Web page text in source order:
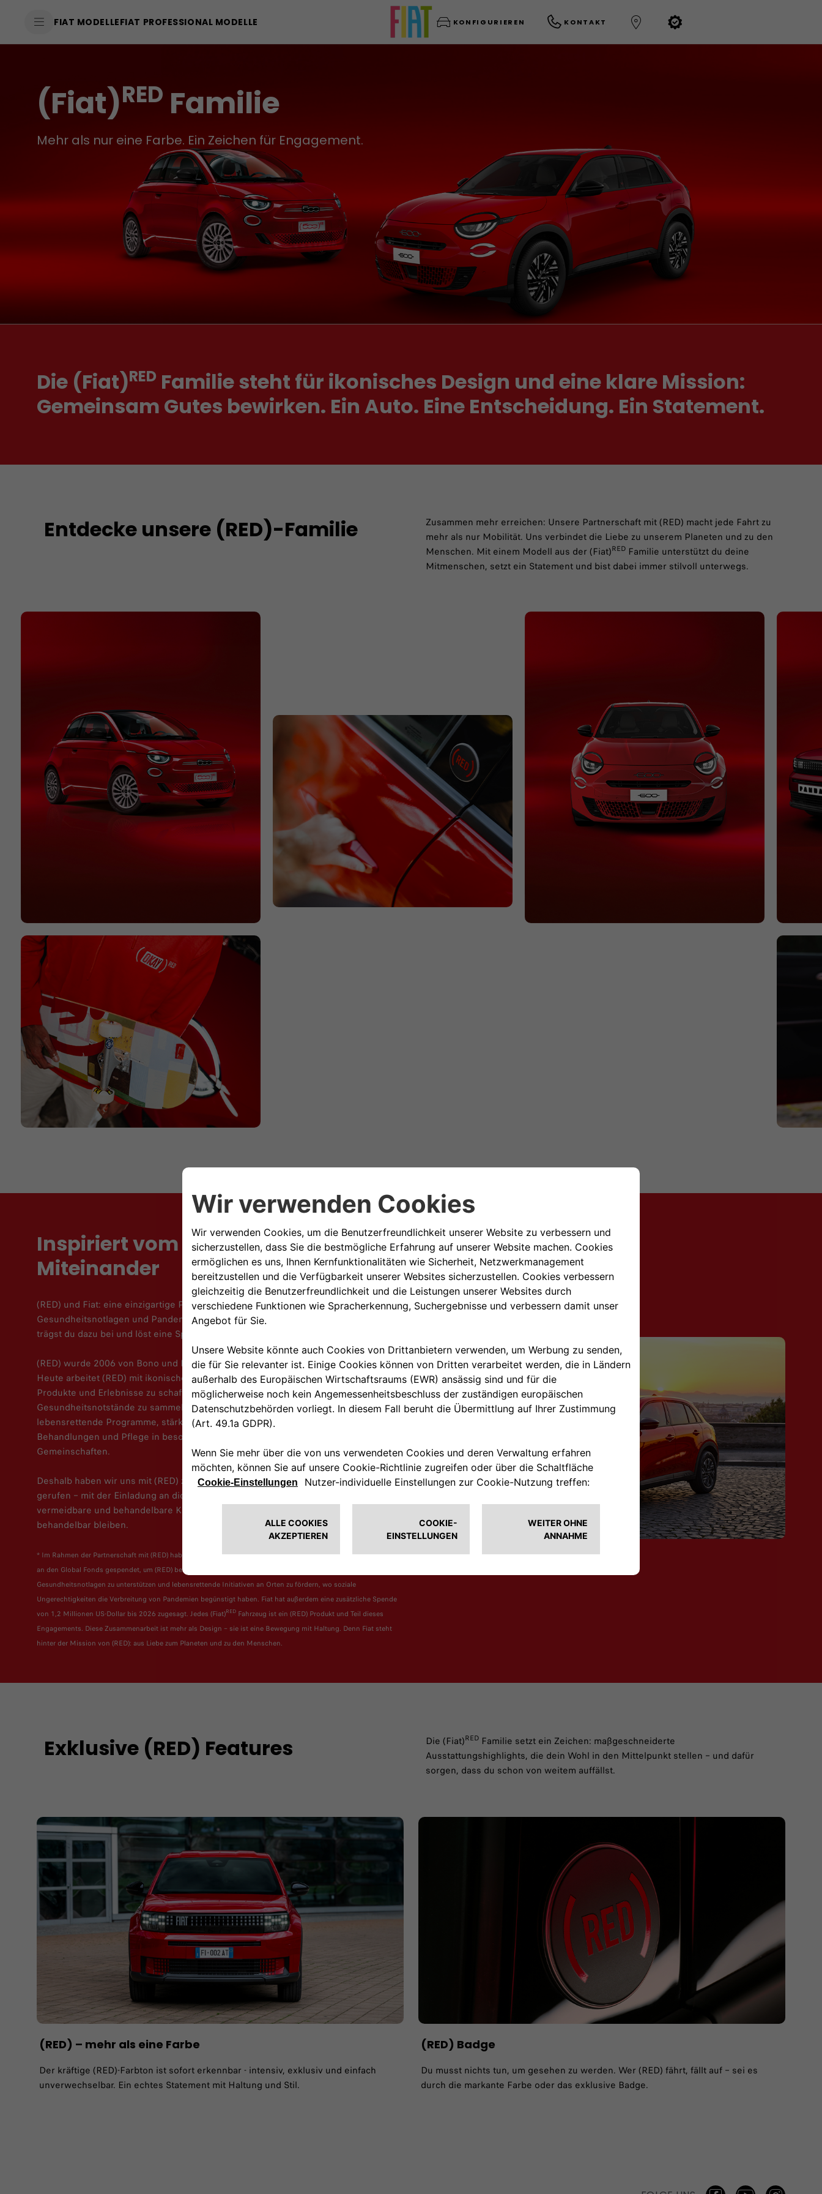
FIAT MODELLEFIAT PROFESSIONAL MODELLE KONFIGURIEREN KONTAKT
(Fiat)RED Familie
Mehr als nur eine Farbe. Ein Zeichen für Engagement.
Die (Fiat)RED Familie steht für ikonisches Design und eine klare Mission:
Gemeinsam Gutes bewirken. Ein Auto. Eine Entscheidung. Ein Statement.
Entdecke unsere (RED)-Familie
Zusammen mehr erreichen: Unsere Partnerschaft mit (RED) macht jede Fahrt zu
mehr als nur Mobilität. Uns verbindet die Liebe zu unserem Planeten und zu den
Menschen. Mit einem Modell aus der (Fiat)RED Familie unterstützt du deine
Mitmenschen, setzt ein Statement und bist dabei immer stilvoll unterwegs.
Inspiriert vom menschlichen
Miteinander
(RED) und Fiat: eine einzigartige Partnerschaft im Kampf gegen globale
Gesundheitsnotlagen und Pandemien. Mit jedem Kauf eines (Fiat)
trägst du dazu bei und löst eine Spende an den Global Fonds aus.
(RED) wurde 2006 von Bono und Bobby Shriver gegründet, um AIDS zu bekämpfen.
Heute arbeitet (RED) mit ikonischen Marken auf der ganzen Welt zusammen, um
Produkte und Erlebnisse zu schaffen, die Aufmerksamkeit und Gelder für globale
Gesundheitsnotstände zu sammeln. Die Einnahmen von (RED) unterstützen
lebensrettende Programme, stärken Gesundheitspersonal und ermöglichen Tests,
Behandlungen und Pflege in besonders betroffenen und bedürftigen
Gemeinschaften.
Deshalb haben wir uns mit (RED) zusammengetan und die (Fiat) RED Familie ins Leben
gerufen – mit der Einladung an dich, gemeinsam mit uns dafür zu sorgen*, dass
vermeidbare und behandelbare Krankheiten auch für alle vermeidbar und
behandelbar bleiben.
* Im Rahmen der Partnerschaft mit (RED) haben Fiat, RAM und Jeep seit 2021 bereits über 4 Millionen US- Dollar
an den Global Fonds gespendet, um (RED) bei ihrer entscheidenden Arbeit im Kampf gegen globale
Gesundheitsnotlagen zu unterstützen und lebensrettende Initiativen an Orten zu fördern, wo soziale
Ungerechtigkeiten die Verbreitung von Pandemien begünstigt haben. Fiat hat außerdem eine zusätzliche Spende
von 1,2 Millionen US-Dollar bis 2026 zugesagt. Jedes (Fiat)RED Fahrzeug ist ein (RED) Produkt und Teil dieses
Engagements. Diese Zusammenarbeit ist mehr als Design – sie ist eine Bewegung mit Haltung. Denn Fiat steht
hinter der Mission von (RED): aus Liebe zum Planeten und zu den Menschen.
Exklusive (RED) Features Die (Fiat)RED Familie setzt ein Zeichen: maßgeschneiderte
Ausstattungshighlights, die dein Wohl in den Mittelpunkt stellen – und dafür
sorgen, dass du schon von weitem auffällst.
(RED) – mehr als eine Farbe
Der kräftige (RED)-Farbton ist sofort erkennbar - intensiv, exklusiv und einfach
unverwechselbar. Ein echtes Statement mit Haltung und Stil.
(RED) Badge
Du musst nichts tun, um gesehen zu werden. Wer (RED) fährt, fällt auf – sei es
durch die markante Farbe oder das exklusive Badge.